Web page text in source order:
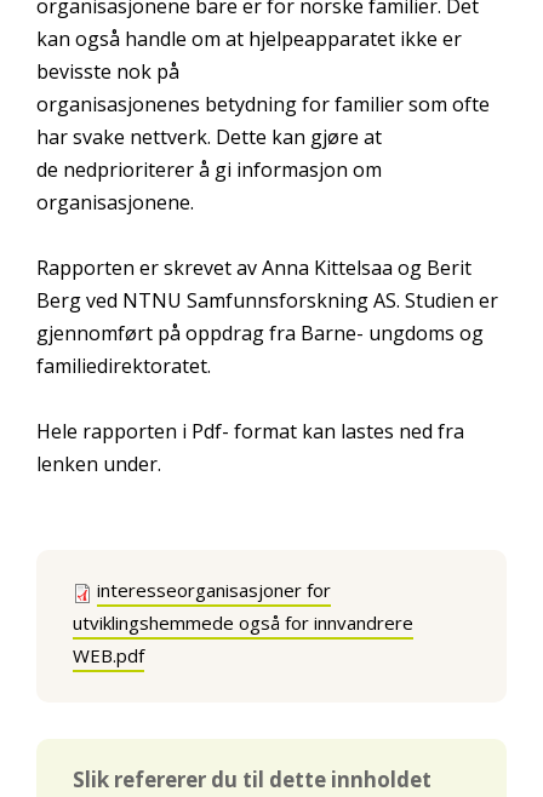
organisasjonene bare er for norske familier. Det
kan også handle om at hjelpeapparatet ikke er
bevisste nok på
organisasjonenes betydning for familier som ofte
har svake nettverk. Dette kan gjøre at
de nedprioriterer å gi informasjon om
organisasjonene.
Rapporten er skrevet av Anna Kittelsaa og Berit
Berg ved NTNU Samfunnsforskning AS. Studien er
gjennomført på oppdrag fra Barne- ungdoms og
familiedirektoratet.
Hele rapporten i Pdf- format kan lastes ned fra
lenken under.
interesseorganisasjoner for
utviklingshemmede også for innvandrere
WEB.pdf
Slik refererer du til dette innholdet